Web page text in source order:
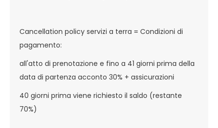
Cancellation policy servizi a terra = Condizioni di
pagamento:
all'atto di prenotazione e fino a 41 giorni prima della
data di partenza acconto 30% + assicurazioni
40 giorni prima viene richiesto il saldo (restante
70%)